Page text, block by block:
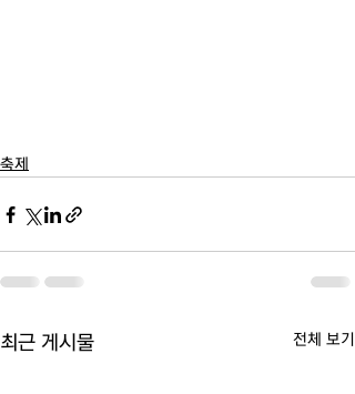
축제
최근 게시물 전체 보기